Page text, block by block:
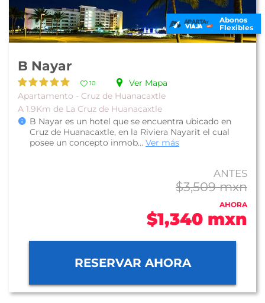
Abonos
Flexibles
B Nayar
10
Ver Mapa
Apartamento - Cruz de Huanacaxtle
A 1.9Km de La Cruz de Huanacaxtle
B Nayar es un hotel que se encuentra ubicado en
Cruz de Huanacaxtle, en la Riviera Nayarit el cual
posee un concepto inmob... Ver más
ANTES
$3,509 mxn
AHORA
$1,340 mxn
RESERVAR AHORA